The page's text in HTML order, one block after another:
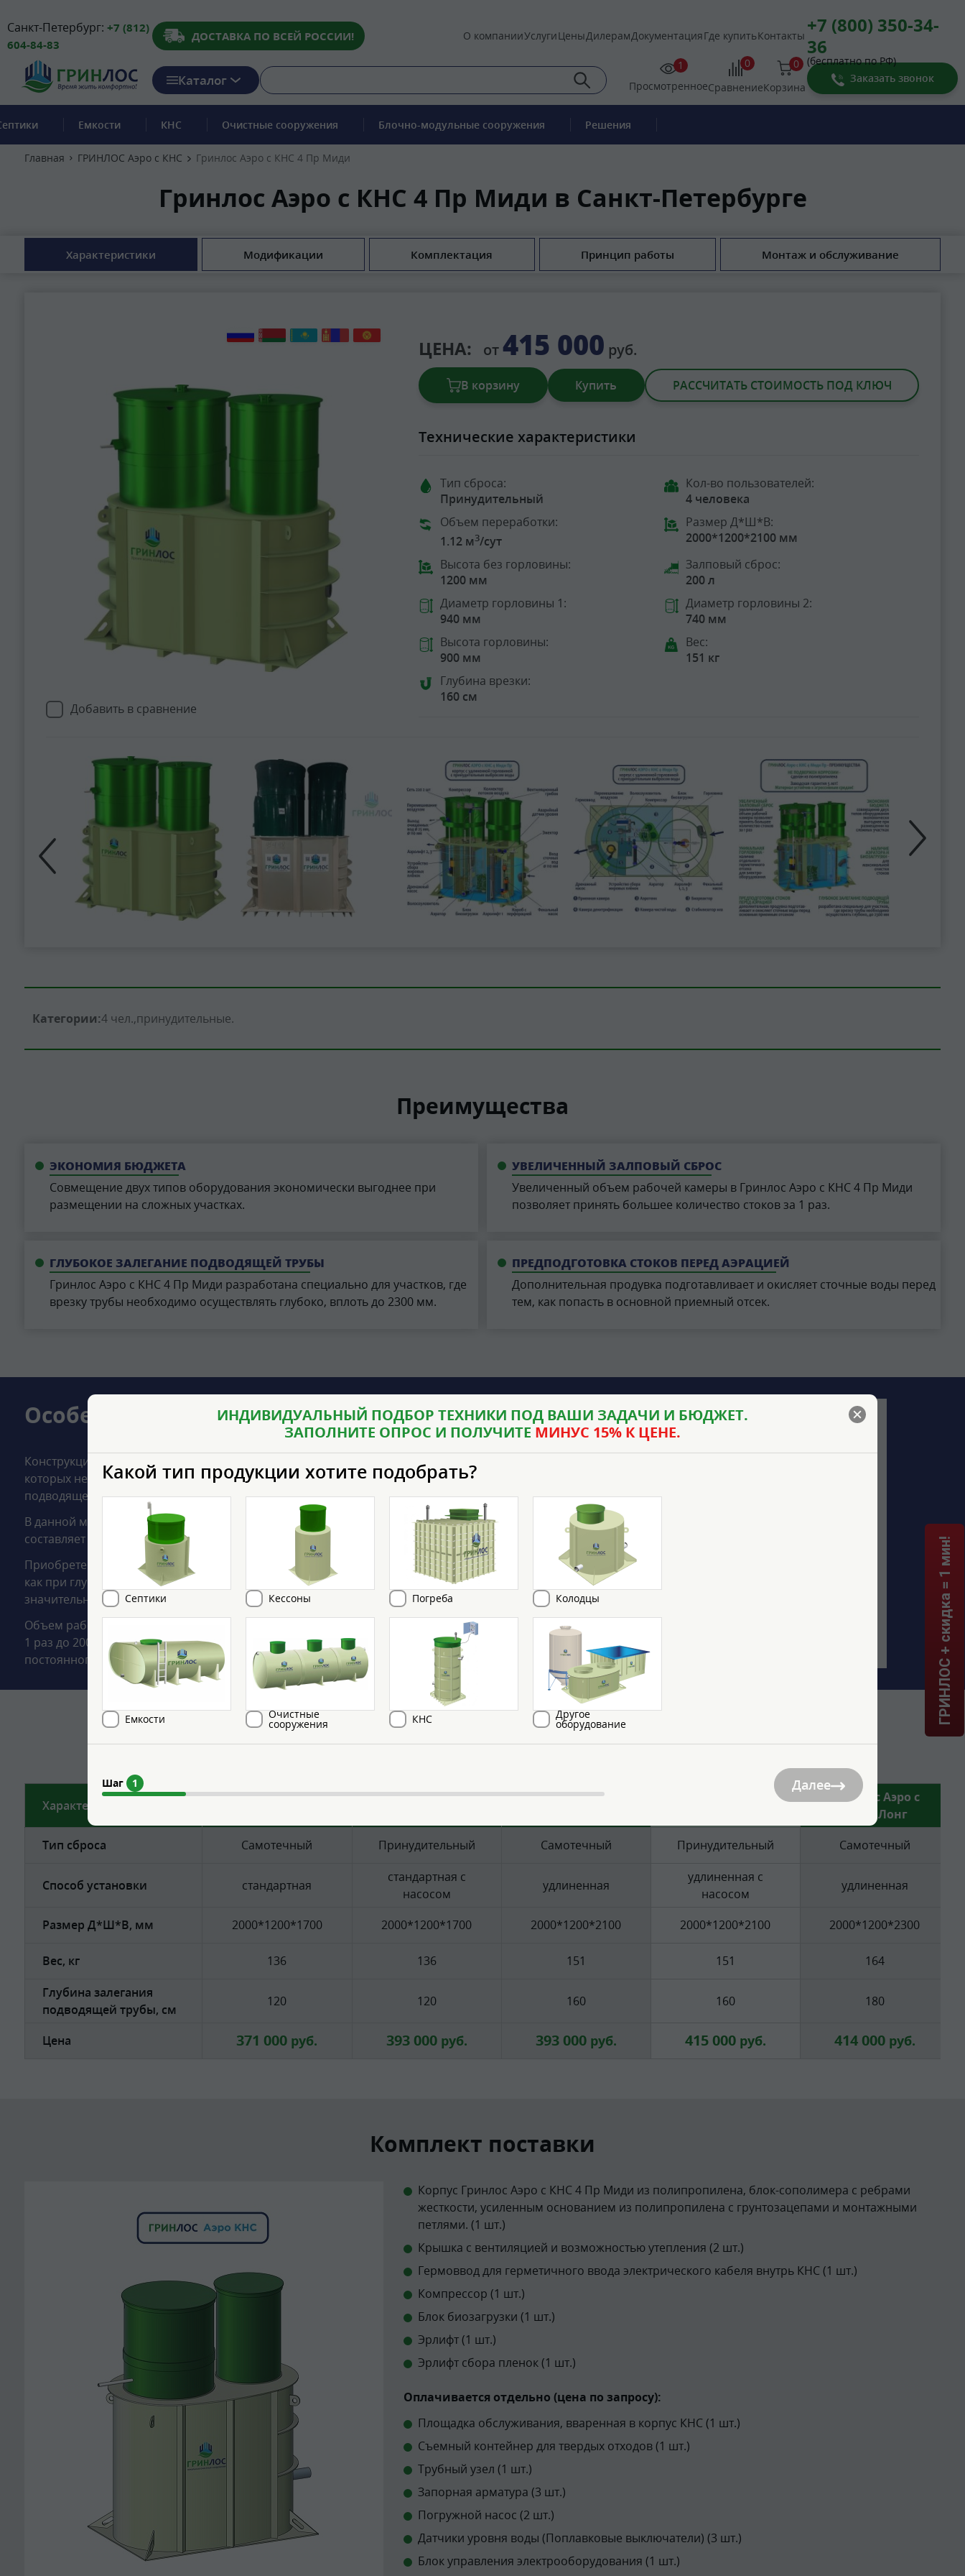
Санкт-Петербург: +7 (812)
604-84-83
ДОСТАВКА ПО ВСЕЙ РОССИИ! О компанииУслугиЦеныДилерамДокументацияГде купитьКонтакты +7 (800) 350-34-
36
(бесплатно по РФ)
Каталог
1
Просмотренное
0
Сравнение
0
Корзина
Заказать звонок
Емкости КНС Очистные сооружения Блочно-модульные сооружения Решения
Главная ГРИНЛОС Аэро с КНС Гринлос Аэро с КНС 4 Пр Миди
Гринлос Аэро с КНС 4 Пр Миди в Санкт-Петербурге
Характеристики Модификации Комплектация Принцип работы Монтаж и обслуживание
Добавить в сравнение
ЦЕНА: от415 000 руб.
В корзину Купить РАССЧИТАТЬ СТОИМОСТЬ ПОД КЛЮЧ
Технические характеристики
Тип сброса:
Принудительный
Кол-во пользователей:
4 человека
Объем переработки:
1.12 м3/сут
Размер Д*Ш*В:
2000*1200*2100 мм
Высота без горловины:
1200 мм
Залповый сброс:
200 л
Диаметр горловины 1:
940 мм
Диаметр горловины 2:
740 мм
Высота горловины:
900 мм
Вес:
151 кг
Глубина врезки:
160 см
Категории:4 чел. принудительные
Преимущества
ЭКОНОМИЯ БЮДЖЕТА
Совмещение двух типов оборудования экономически выгоднее при
размещении на сложных участках.
УВЕЛИЧЕННЫЙ ЗАЛПОВЫЙ СБРОС
Увеличенный объем рабочей камеры в Гринлос Аэро с КНС 4 Пр Миди
позволяет принять большее количество стоков за 1 раз.
ГЛУБОКОЕ ЗАЛЕГАНИЕ ПОДВОДЯЩЕЙ ТРУБЫ
Гринлос Аэро с КНС 4 Пр Миди разработана специально для участков, где
врезку трубы необходимо осуществлять глубоко, вплоть до 2300 мм.
ПРЕДПОДГОТОВКА СТОКОВ ПЕРЕД АЭРАЦИЕЙ
Дополнительная продувка подготавливает и окисляет сточные воды перед
тем, как попасть в основной приемный отсек.
Особенности
Конструкция Гринлос Аэро с КНС 4 Пр Миди специально разработана для участков, в
которых нет возможности обустройства самотека канализационной трубы, а глубина врезки
подводящей трубы ниже средней, а именно 160 см.
В данной модели увеличенная высота горловины. Высота корпуса при этом не меняется и
составляет 2.1 м.
Приобретение станции Гринлос Аэро с КНС 4 Пр Миди намного выгоднее экономически, так
как при глубоком залегании трубы (ниже 1 м) септики вместе с монтажными работами
значительно увеличиваются в цене.
Объем рабочей камеры септика со встроенной КНС равен 2.5 м3, что позволяет принять за
1 раз до 200 л стоков. Производительность станции составляет 1.12 м3/сут и подходит для
постоянного проживания 4 человек. Водоотведение происходит в самотечном режиме.
Модификации септика Гринлос Аэро с КНС 4 Пр Миди
Характеристики
Гринлос Аэро с
Гринлос Аэро с
Гринлос Аэро с
Гринлос Аэро с
КНС 4 Лонг
Тип сброса
Самотечный Принудительный Самотечный Принудительный Самотечный
Способ установки стандартная
стандартная с
насосом
удлиненная
удлиненная с
насосом
удлиненная
Размер Д*Ш*В, мм 2000*1200*1700 2000*1200*1700 2000*1200*2100 2000*1200*2100 2000*1200*2300
Вес, кг 136 136 151 151
164
Глубина залегания
подводящей трубы, см
120 120 160 160 180
Цена 371 000 руб. 393 000руб. 393 000руб. 415 000руб. 414 000руб.
Комплект поставки
Корпус Гринлос Аэро с КНС 4 Пр Миди из полипропилена, блок-сополимера с ребрами
жесткости, усиленным основанием из полипропилена с грунтозацепами и монтажными
петлями. (1 шт.)
Крышка с вентиляцией и возможностью утепления (2 шт.)
Гермоввод для герметичного ввода электрического кабеля внутрь КНС (1 шт.)
Компрессор (1 шт.)
Блок биозагрузки (1 шт.)
Эрлифт (1 шт.)
Эрлифт сбора пленок (1 шт.)
Оплачивается отдельно (цена по запросу):
Площадка обслуживания, вваренная в корпус КНС (1 шт.)
Съемный контейнер для твердых отходов (1 шт.)
Трубный узел (1 шт.)
Запорная арматура (3 шт.)
Погружной насос (2 шт.)
Датчики уровня воды (Поплавковые выключатели) (3 шт.)
Блок управления электрооборудования (1 шт.)
ГРИНЛОС + скидка = 1 мин!
ИНДИВИДУАЛЬНЫЙ ПОДБОР ТЕХНИКИ ПОД ВАШИ ЗАДАЧИ И БЮДЖЕТ.
ЗАПОЛНИТЕ ОПРОС И ПОЛУЧИТЕ МИНУС 15% К ЦЕНЕ.
Какой тип продукции хотите подобрать?
Септики Кессоны Погреба Колодцы
Емкости Очистные
сооружения КНС Другое
оборудование
Шаг 1 Далее